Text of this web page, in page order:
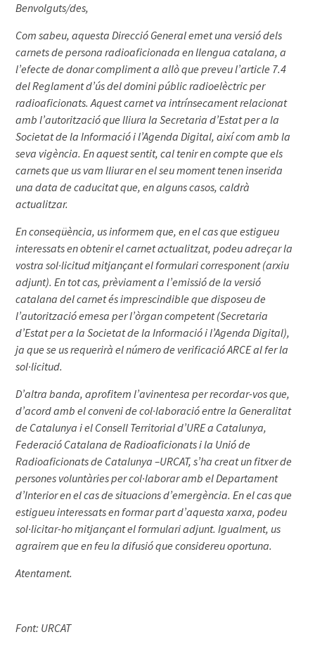
Benvolguts/des,
Com sabeu, aquesta Direcció General emet una versió dels
carnets de persona radioaficionada en llengua catalana, a
l’efecte de donar compliment a allò que preveu l’article 7.4
del Reglament d’ús del domini públic radioelèctric per
radioaficionats. Aquest carnet va intrínsecament relacionat
amb l’autorització que lliura la Secretaria d’Estat per a la
Societat de la Informació i l’Agenda Digital, així com amb la
seva vigència. En aquest sentit, cal tenir en compte que els
carnets que us vam lliurar en el seu moment tenen inserida
una data de caducitat que, en alguns casos, caldrà
actualitzar.
En conseqüència, us informem que, en el cas que estigueu
interessats en obtenir el carnet actualitzat, podeu adreçar la
vostra sol·licitud mitjançant el formulari corresponent (arxiu
adjunt). En tot cas, prèviament a l’emissió de la versió
catalana del carnet és imprescindible que disposeu de
l’autorització emesa per l’òrgan competent (Secretaria
d’Estat per a la Societat de la Informació i l’Agenda Digital),
ja que se us requerirà el número de verificació ARCE al fer la
sol·licitud.
D’altra banda, aprofitem l’avinentesa per recordar-vos que,
d’acord amb el conveni de col·laboració entre la Generalitat
de Catalunya i el Consell Territorial d’URE a Catalunya,
Federació Catalana de Radioaficionats i la Unió de
Radioaficionats de Catalunya –URCAT, s’ha creat un fitxer de
persones voluntàries per col·laborar amb el Departament
d’Interior en el cas de situacions d’emergència. En el cas que
estigueu interessats en formar part d’aquesta xarxa, podeu
sol·licitar-ho mitjançant el formulari adjunt. Igualment, us
agrairem que en feu la difusió que considereu oportuna.
Atentament.
Font: URCAT